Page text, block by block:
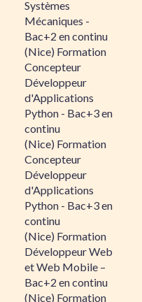
Systèmes
Mécaniques -
Bac+2 en continu
(Nice) Formation
Concepteur
Développeur
d'Applications
Python - Bac+3 en
continu
(Nice) Formation
Concepteur
Développeur
d'Applications
Python - Bac+3 en
continu
(Nice) Formation
Développeur Web
et Web Mobile –
Bac+2 en continu
(Nice) Formation